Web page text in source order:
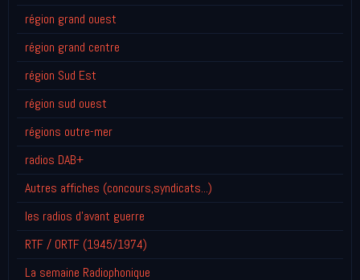
région grand ouest
région grand centre
région Sud Est
région sud ouest
régions outre-mer
radios DAB+
Autres affiches (concours,syndicats...)
les radios d'avant guerre
RTF / ORTF (1945/1974)
La semaine Radiophonique